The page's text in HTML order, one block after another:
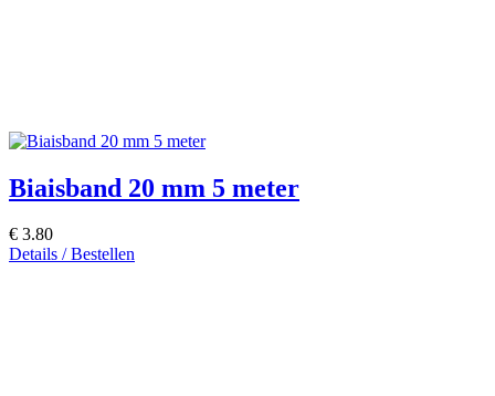
Biaisband 20 mm 5 meter
€ 3.80
Details / Bestellen